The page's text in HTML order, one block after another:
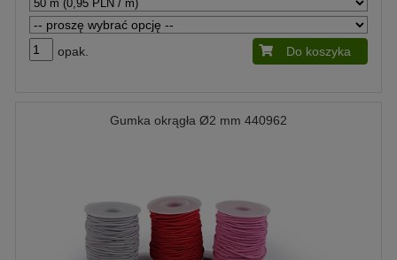
opak. Do koszyka
Gumka okrągła Ø2 mm 440962